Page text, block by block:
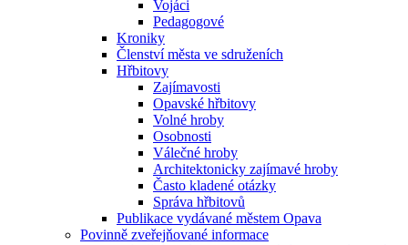
Vojáci
Pedagogové
Kroniky
Členství města ve sdruženích
Hřbitovy
Zajímavosti
Opavské hřbitovy
Volné hroby
Osobnosti
Válečné hroby
Architektonicky zajímavé hroby
Často kladené otázky
Správa hřbitovů
Publikace vydávané městem Opava
Povinně zveřejňované informace